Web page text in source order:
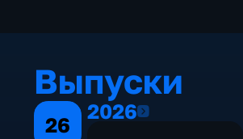
Выпуски
26
20262026